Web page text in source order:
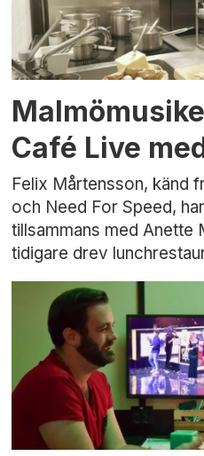
Café Live
Felix Mårtensson, känd
och Need For Speed,
tillsammans med Anette
tidigare drev